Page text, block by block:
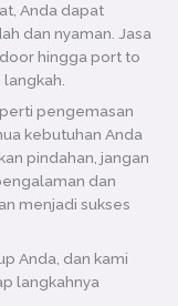
Anda dapat
dan nyaman. Jasa
hingga port to
pengemasan
kebutuhan Anda
pindahan, jangan
dan
menjadi sukses
Anda, dan kami
langkahnya